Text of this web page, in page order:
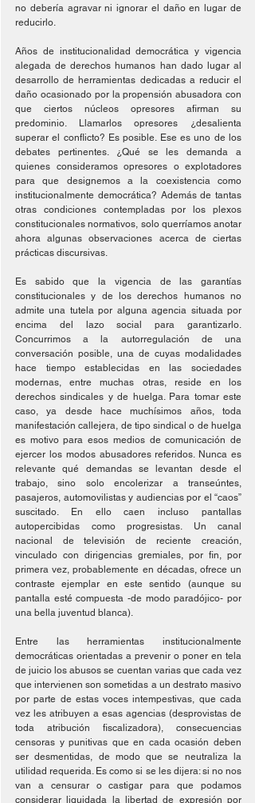
no debería agravar ni ignorar el daño en lugar de
reducirlo.
Años de institucionalidad democrática y vigencia
alegada de derechos humanos han dado lugar al
desarrollo de herramientas dedicadas a reducir el
daño ocasionado por la propensión abusadora con
que ciertos núcleos opresores afirman su
predominio. Llamarlos opresores ¿desalienta
superar el conflicto? Es posible. Ese es uno de los
debates pertinentes. ¿Qué se les demanda a
quienes consideramos opresores o explotadores
para que designemos a la coexistencia como
institucionalmente democrática? Además de tantas
otras condiciones contempladas por los plexos
constitucionales normativos, solo querríamos anotar
ahora algunas observaciones acerca de ciertas
prácticas discursivas.
Es sabido que la vigencia de las garantías
constitucionales y de los derechos humanos no
admite una tutela por alguna agencia situada por
encima del lazo social para garantizarlo.
Concurrimos a la autorregulación de una
conversación posible, una de cuyas modalidades
hace tiempo establecidas en las sociedades
modernas, entre muchas otras, reside en los
derechos sindicales y de huelga. Para tomar este
caso, ya desde hace muchísimos años, toda
manifestación callejera, de tipo sindical o de huelga
es motivo para esos medios de comunicación de
ejercer los modos abusadores referidos. Nunca es
relevante qué demandas se levantan desde el
trabajo, sino solo encolerizar a transeúntes,
pasajeros, automovilistas y audiencias por el “caos”
suscitado. En ello caen incluso pantallas
autopercibidas como progresistas. Un canal
nacional de televisión de reciente creación,
vinculado con dirigencias gremiales, por fin, por
primera vez, probablemente en décadas, ofrece un
contraste ejemplar en este sentido (aunque su
pantalla esté compuesta -de modo paradójico- por
una bella juventud blanca).
Entre las herramientas institucionalmente
democráticas orientadas a prevenir o poner en tela
de juicio los abusos se cuentan varias que cada vez
que intervienen son sometidas a un destrato masivo
por parte de estas voces intempestivas, que cada
vez les atribuyen a esas agencias (desprovistas de
toda atribución fiscalizadora), consecuencias
censoras y punitivas que en cada ocasión deben
ser desmentidas, de modo que se neutraliza la
utilidad requerida. Es como si se les dijera: si no nos
van a censurar o castigar para que podamos
considerar liquidada la libertad de expresión por